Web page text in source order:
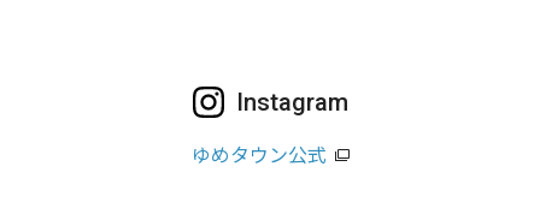
Instagram
ゆめタウン公式